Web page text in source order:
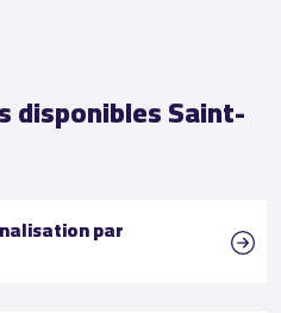
disponibles Saint-
par